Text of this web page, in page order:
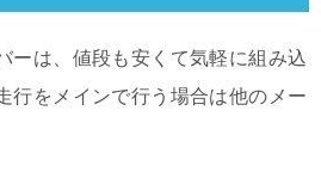
ーは、値段も安くて気軽に組み込
行をメインで行う場合は他のメー